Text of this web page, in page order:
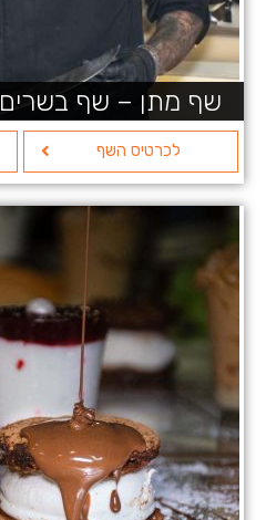
שף מתן – שף בשרים
לכרטיס השף